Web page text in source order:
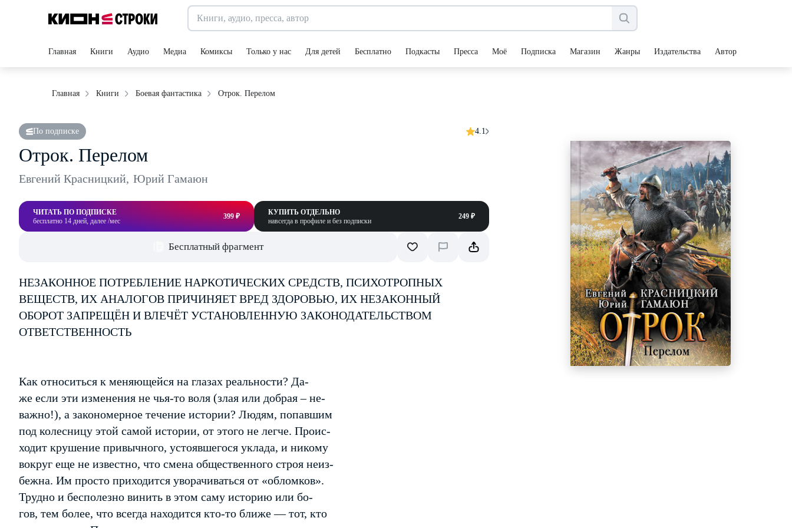
Главная Книги Аудио Медиа Комиксы Только у нас Для детей Бесплатно Подкасты Пресса Моё Подписка Магазин Жанры Издательства Авторы
Главная Книги Боевая фантастика Отрок. Перелом
По подписке 4.1
Отрок. Перелом
Евгений Красницкий, Юрий Гамаюн
ЧИТАТЬ ПО ПОДПИСКЕ
бесплатно 14 дней, далее /мес
399 ₽
КУПИТЬ ОТДЕЛЬНО
навсегда в профиле и без подписки
249 ₽
Бесплатный фрагмент
НЕЗАКОННОЕ ПОТРЕБЛЕНИЕ НАРКОТИЧЕСКИХ СРЕДСТВ, ПСИХОТРОПНЫХ
ВЕЩЕСТВ, ИХ АНАЛОГОВ ПРИЧИНЯЕТ ВРЕД ЗДОРОВЬЮ, ИХ НЕЗАКОННЫЙ
ОБОРОТ ЗАПРЕЩЁН И ВЛЕЧЁТ УСТАНОВЛЕННУЮ ЗАКОНОДАТЕЛЬСТВОМ
ОТВЕТСТВЕННОСТЬ
Как относиться к меняющейся на глазах реальности? Да-
же если эти изменения не чья-то воля (злая или добрая – не-
важно!), а закономерное течение истории? Людям, попавшим
под колесницу этой самой истории, от этого не легче. Проис-
ходит крушение привычного, устоявшегося уклада, и никому
вокруг еще не известно, что смена общественного строя неиз-
бежна. Им просто приходится уворачиваться от «обломков».
Трудно и бесполезно винить в этом саму историю или бо-
гов, тем более, что всегда находится кто-то ближе — тот, кто